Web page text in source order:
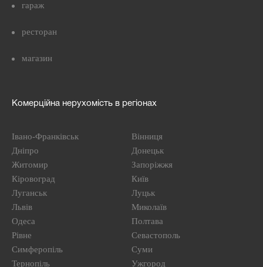
гараж
ресторан
магазин
Комерційна нерухомість в регіонах
Івано-Франківськ
Вінниця
Дніпро
Донецьк
Житомир
Запоріжжя
Кіровоград
Київ
Луганськ
Луцьк
Львів
Миколаїв
Одеса
Полтава
Рівне
Севастополь
Симферопіль
Суми
Тернопіль
Ужгород